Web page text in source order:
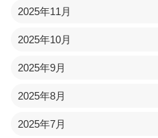
2025年11月
2025年10月
2025年9月
2025年8月
2025年7月